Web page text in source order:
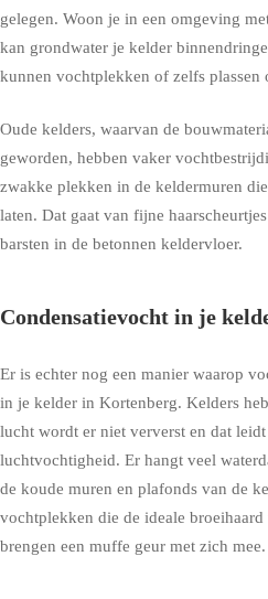
gelegen. Woon je in een omgeving
kan grondwater je kelder
kunnen vochtplekken of zelfs plassen
Oude kelders, waarvan de
geworden, hebben vaker
zwakke plekken in de keldermuren
laten. Dat gaat van fijne
barsten in de betonnen keldervloer.
Condensatievocht in je
Er is echter nog een manier waarop
in je kelder in Kortenberg. Kelders
lucht wordt er niet ververst en dat
luchtvochtigheid. Er hangt veel
de koude muren en plafonds van de
vochtplekken die de ideale
brengen een muffe geur met zich mee.